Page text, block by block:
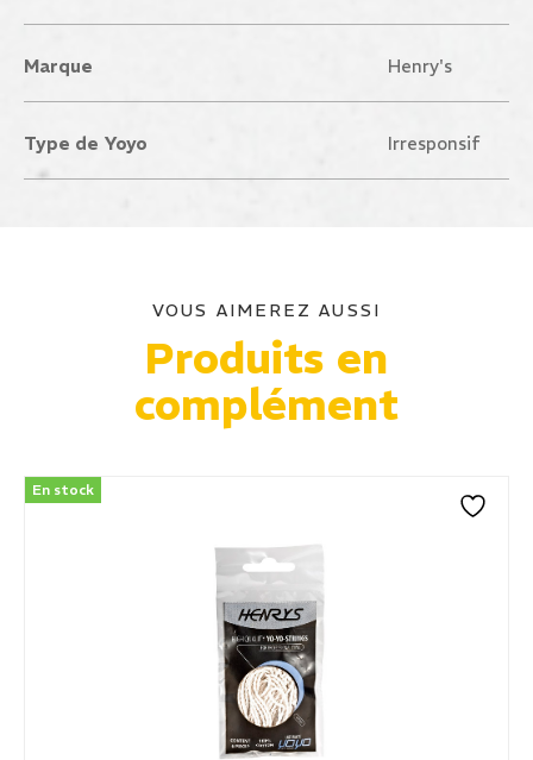
Marque Henry's
Type de Yoyo Irresponsif
VOUS AIMEREZ AUSSI
Produits en
complément
En stock